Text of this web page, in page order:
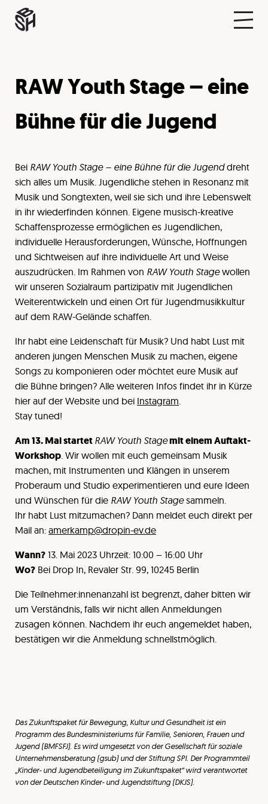
RAW Youth Stage – eine
Bühne für die Jugend
Bei RAW Youth Stage – eine Bühne für die Jugenddreht
sich alles um Musik. Jugendliche stehen in Resonanz mit
Musik und Songtexten, weil sie sich und ihre Lebenswelt
in ihr wiederfinden können. Eigene musisch-kreative
Schaffensprozesse ermöglichen es Jugendlichen,
individuelle Herausforderungen, Wünsche, Hoffnungen
und Sichtweisen auf ihre individuelle Art und Weise
auszudrücken. Im Rahmen von RAW Youth Stagewollen
wir unseren Sozialraum partizipativ mit Jugendlichen
Weiterentwickeln und einen Ort für Jugendmusikkultur
auf dem RAW-Gelände schaffen.
Ihr habt eine Leidenschaft für Musik? Und habt Lust mit
anderen jungen Menschen Musik zu machen, eigene
Songs zu komponieren oder möchtet eure Musik auf
die Bühne bringen? Alle weiteren Infos findet ihr in Kürze
hier auf der Website und bei Instagram.
Stay tuned!
Am 13. Mai startet RAW Youth Stagemit einem Auftakt-
Workshop. Wir wollen mit euch gemeinsam Musik
machen, mit Instrumenten und Klängen in unserem
Proberaum und Studio experimentieren und eure Ideen
und Wünschen für die RAW Youth Stagesammeln.
Ihr habt Lust mitzumachen? Dann meldet euch direkt per
Mail an: amerkamp@dropin-ev.de
Wann? 13. Mai 2023 Uhrzeit: 10:00 – 16:00 Uhr
Wo? Bei Drop In, Revaler Str. 99, 10245 Berlin
Die Teilnehmer:innenanzahl ist begrenzt, daher bitten wir
um Verständnis, falls wir nicht allen Anmeldungen
zusagen können. Nachdem ihr euch angemeldet haben,
bestätigen wir die Anmeldung schnellstmöglich.
Das Zukunftspaket für Bewegung, Kultur und Gesundheit ist ein
Programm des Bundesministeriums für Familie, Senioren, Frauen und
Jugend (BMFSFJ). Es wird umgesetzt von der Gesellschaft für soziale
Unternehmensberatung (gsub) und der Stiftung SPI. Der Programmteil
„Kinder- und Jugendbeteiligung im Zukunftspaket“ wird verantwortet
von der Deutschen Kinder- und Jugendstiftung (DKJS).